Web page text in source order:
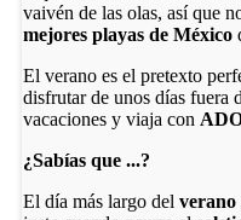
vaivén de las olas, así que
mejores playas de México
El verano es el pretexto
disfrutar de unos días fuera
vacaciones y viaja con
¿Sabías que ...?
El día más largo del verano